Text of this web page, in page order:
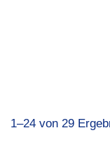
1–24 von 29